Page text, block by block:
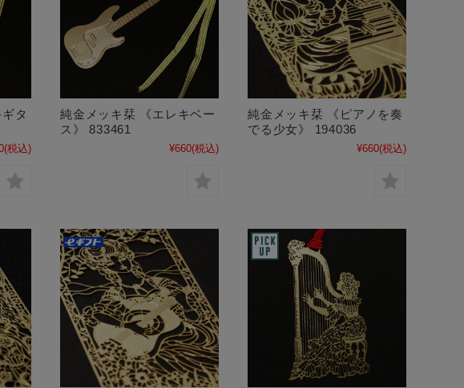
タ
(税込)
純金メッキ栞 《エレキベー
ス》 833461
¥660(税込)
純金メッキ栞 《ピアノを奏
でる少女》 194036
¥660(税込)